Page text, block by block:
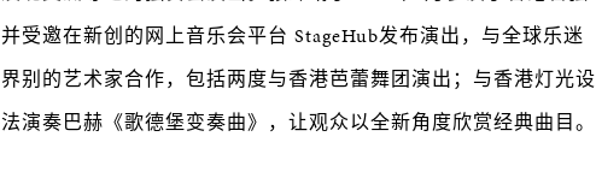
受邀在新创的网上音乐会平台 StageHub发布演出，与全球乐迷
别的艺术家合作，包括两度与香港芭蕾舞团演出；与香港灯光设
演奏巴赫《歌德堡变奏曲》，让观众以全新角度欣赏经典曲目。